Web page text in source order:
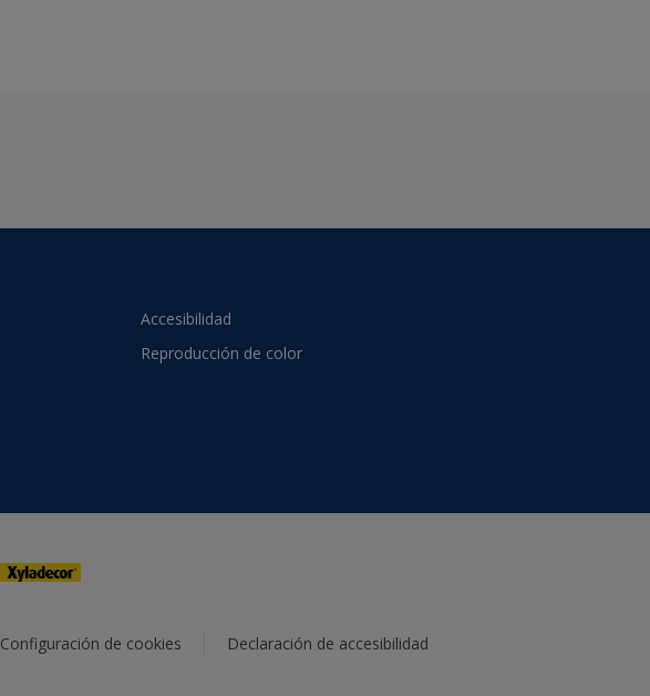
Accesibilidad
Reproducción de color
Configuración de cookies Declaración de accesibilidad